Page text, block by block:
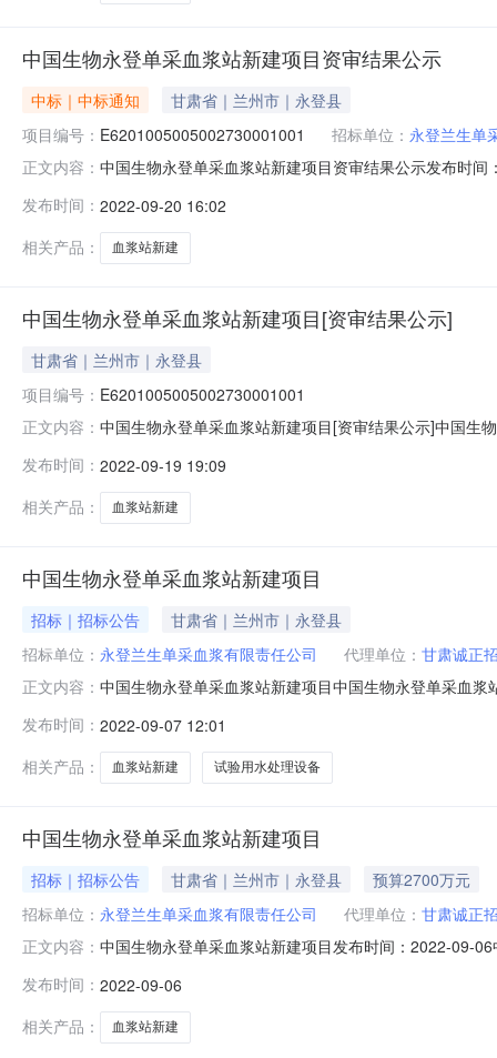
中国生物永登单采血浆站新建项目资审结果公示
中标｜中标通知
甘肃省｜兰州市｜永登县
项目编号： E6201005005002730001001 招标单位： 永登兰生单
正文内容： 中国生物永登单采血浆站新建项目资审结果公示发布时
预审时间2022.09.16资格预审地点兰州市公共资源交易
发布时间： 2022-09-20 16:02
相关产品：
血浆站新建
中国生物永登单采血浆站新建项目[资审结果公示]
甘肃省｜兰州市｜永登县
项目编号： E6201005005002730001001
正文内容： 中国生物永登单采血浆站新建项目[资审结果公示]中国生
审时间2022.09.16资格预审地点兰州市公共资源交易中
发布时间： 2022-09-19 19:09
相关产品：
血浆站新建
中国生物永登单采血浆站新建项目
招标｜招标公告
甘肃省｜兰州市｜永登县
招标单位： 永登兰生单采血浆有限责任公司 代理单位： 甘肃诚正
正文内容： 中国生物永登单采血浆站新建项目中国生物永登单采血
中国生物永登单采血浆站新建项目3.建设规模：该项目
层约1000平方米，购置
发布时间： 2022-09-07 12:01
相关产品：
血浆站新建 试验用水处理设备
中国生物永登单采血浆站新建项目
招标｜招标公告 甘肃省｜兰州市｜永登县
预算2700万元
招标单位： 永登兰生单采血浆有限责任公司 代理单位： 甘肃诚正
正文内容： 中国生物永登单采血浆站新建项目发布时间：2022-09-
责任公司2.项目名称：中国生物永登单采血浆站新建项
房为砖混结构为
发布时间： 2022-09-06
相关产品：
血浆站新建